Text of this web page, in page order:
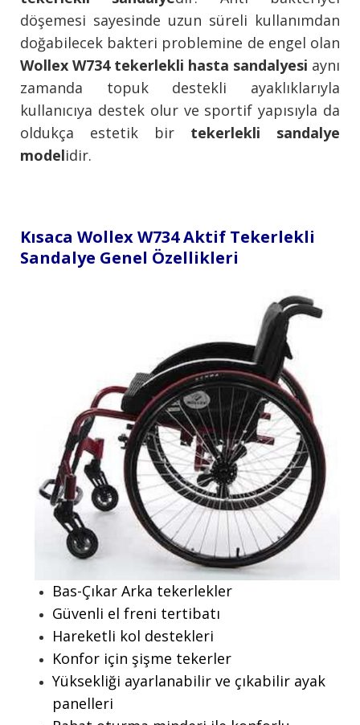
döşemesi sayesinde uzun süreli kullanımdan
doğabilecek bakteri problemine de engel olan
Wollex W734 tekerlekli hasta sandalyesi aynı
zamanda topuk destekli ayaklıklarıyla
kullanıcıya destek olur ve sportif yapısıyla da
oldukça estetik bir tekerlekli sandalye
modelidir.
Kısaca Wollex W734 Aktif Tekerlekli
Sandalye Genel Özellikleri
Bas-Çıkar Arka tekerlekler
Güvenli el freni tertibatı
Hareketli kol destekleri
Konfor için şişme tekerler
Yüksekliği ayarlanabilir ve çıkabilir ayak
panelleri